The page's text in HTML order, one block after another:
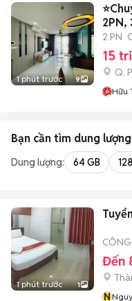
1 phút trước 9
2PN,
2 PN
15
Q.
Hữu
Bạn cần tìm dung lượng
Dung lượng: 64 GB
1 phút trước 1
CÔNG
Đến
N